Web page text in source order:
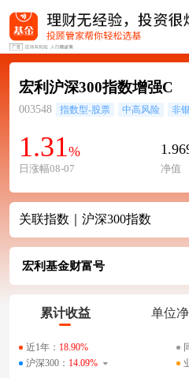
宏利沪深300指数增强C
003548 指数型-股票 中高风险 非
1.31 %
日涨幅08-07 净值
关联指数｜沪深300指数
宏利基金财富号
累计收益 单位
近1年： 18.90%
沪深300： 14.09%